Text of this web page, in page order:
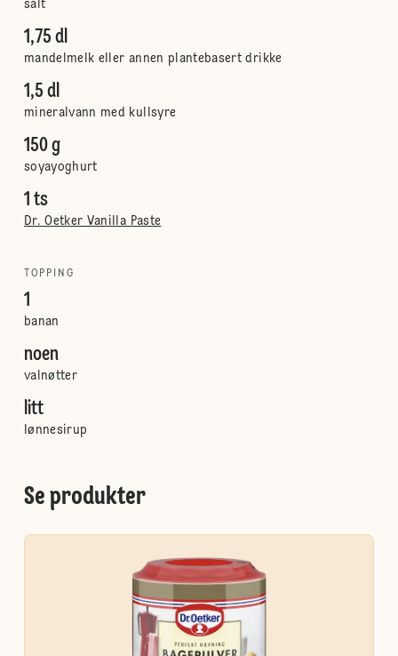
salt
1,75 dl
mandelmelk eller annen plantebasert drikke
1,5 dl
mineralvann med kullsyre
150 g
soyayoghurt
1 ts
Dr. Oetker Vanilla Paste
TOPPING
1
banan
noen
valnøtter
litt
lønnesirup
Se produkter